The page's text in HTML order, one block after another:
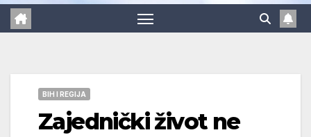
BIH I REGIJA
Zajednički život ne